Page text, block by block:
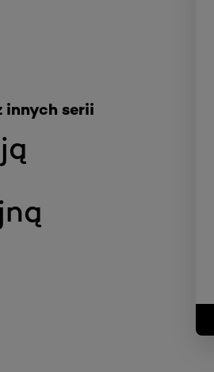
innych serii